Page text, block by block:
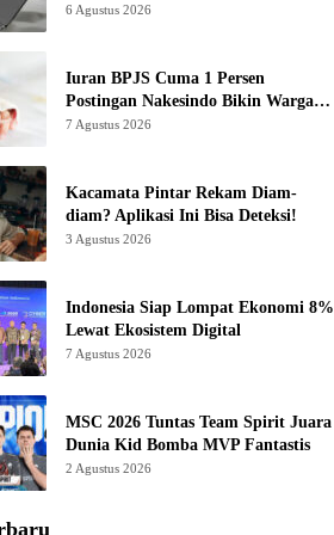
6 Agustus 2026
Iuran BPJS Cuma 1 Persen
Postingan Nakesindo Bikin Warganet
Murka
7 Agustus 2026
Kacamata Pintar Rekam Diam-
diam? Aplikasi Ini Bisa Deteksi!
3 Agustus 2026
Indonesia Siap Lompat Ekonomi 8%
Lewat Ekosistem Digital
7 Agustus 2026
MSC 2026 Tuntas Team Spirit Juara
Dunia Kid Bomba MVP Fantastis
2 Agustus 2026